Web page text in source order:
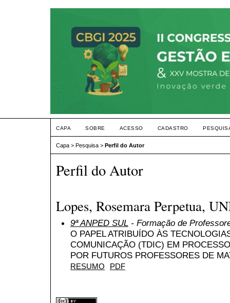
CAPA SOBRE ACESSO CADASTRO
Capa > Pesquisa > Perfil do Autor
Perfil do Autor
Lopes, Rosemara Perpetua,
9ª ANPED SUL - Formação de
O PAPEL ATRIBUÍDO ÀS
COMUNICAÇÃO (TDIC) EM
POR FUTUROS PROFESSORES DE
RESUMO PDF